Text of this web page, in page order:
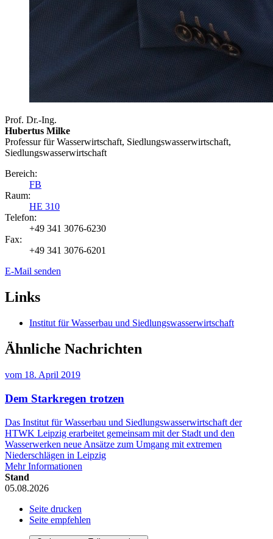
Prof. Dr.-Ing.
Hubertus Milke
Professur für Wasserwirtschaft, Siedlungs­wasserwirtschaft,
Siedlungswasserwirtschaft
Bereich:
FB
Raum:
HE 310
Telefon:
+49 341 3076-6230
Fax:
+49 341 3076-6201
E-Mail senden
Links
Institut für Wasserbau und Siedlungswasserwirtschaft
Ähnliche Nachrichten
vom 18. April 2019
Dem Starkregen trotzen
Das Institut für Wasserbau und Siedlungswasserwirtschaft der
HTWK Leipzig erarbeitet gemeinsam mit der Stadt und den
Wasserwerken neue Ansätze zum Umgang mit extremen
Niederschlägen in Leipzig
Mehr Informationen
Stand
05.08.2026
Seite drucken
Seite empfehlen